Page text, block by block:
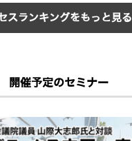
スランキングをもっと見る
開催予定のセミナー